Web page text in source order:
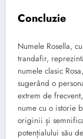
Concluzie
Numele Rosella,
trandafir,
numele clasic
sugerând o
extrem de
nume cu o istorie
originii și
potențialului său